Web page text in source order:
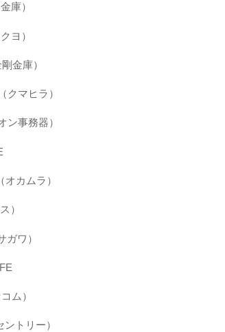
庫）
ヨ）
金庫）
クマヒラ）
ン事務器）
カムラ）
）
ガワ）
ム）
トリー）